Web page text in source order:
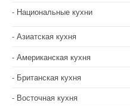
Национальные кухни
Азиатская кухня
Американская кухня
Британская кухня
Восточная кухня